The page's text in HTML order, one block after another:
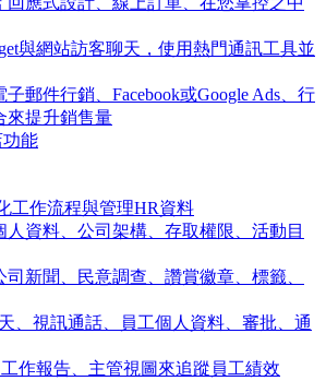
與網站訪客聊天，使用熱門通訊工具並
子郵件行銷、Facebook或Google Ads、行
來提升銷售量
能
工作流程與管理HR資料
人資料、公司架構、存取權限、活動目
司新聞、民意調查、讚賞徽章、標籤、
、視訊通話、員工個人資料、審批、通
作報告、主管視圖來追蹤員工績效